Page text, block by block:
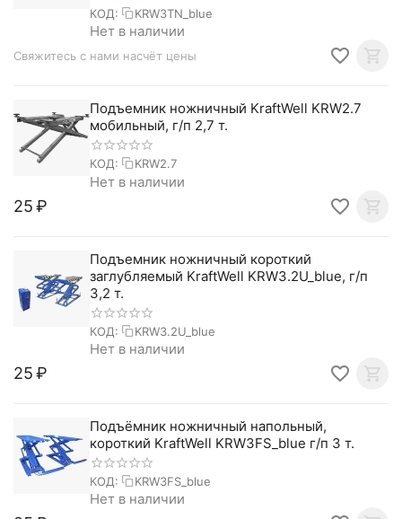
КОД: KRW3TN_blue
Нет в наличии
Свяжитесь с нами насчёт цены
Подъемник ножничный KraftWell KRW2.7
мобильный, г/п 2,7 т.
КОД: KRW2.7
Нет в наличии
‍25‍ ₽
Подъемник ножничный короткий
заглубляемый KraftWell KRW3.2U_blue, г/п
3,2 т.
КОД: KRW3.2U_blue
Нет в наличии
‍25‍ ₽
Подъёмник ножничный напольный,
короткий KraftWell KRW3FS_blue г/п 3 т.
КОД: KRW3FS_blue
Нет в наличии